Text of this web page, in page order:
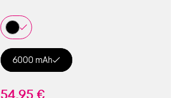
6000 mAh
54,95 €